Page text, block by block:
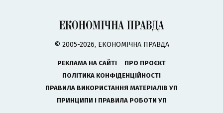
© 2005-2026, ЕКОНОМІЧНА ПРАВДА
РЕКЛАМА НА САЙТІ
ПРО ПРОЄКТ
ПОЛІТИКА КОНФІДЕНЦІЙНОСТІ
ПРАВИЛА ВИКОРИСТАННЯ МАТЕРІАЛІВ УП
ПРИНЦИПИ І ПРАВИЛА РОБОТИ УП